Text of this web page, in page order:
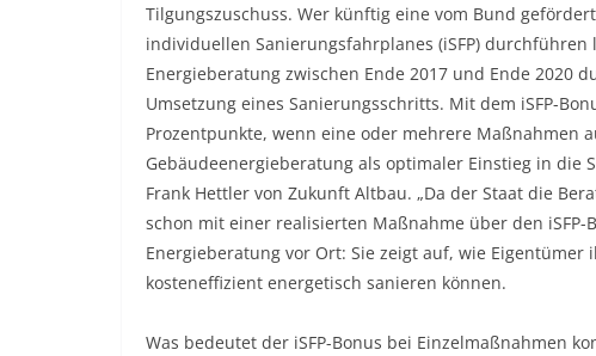
Tilgungszuschuss. Wer künftig eine vom Bund
individuellen Sanierungsfahrplanes (iSFP)
Energieberatung zwischen Ende 2017 und Ende 2020
Umsetzung eines Sanierungsschritts. Mit dem iSFP-
Prozentpunkte, wenn eine oder mehrere Maßnahmen
Gebäudeenergieberatung als optimaler Einstieg in
Frank Hettler von Zukunft Altbau. „Da der Staat die
schon mit einer realisierten Maßnahme über den iSFP-
Energieberatung vor Ort: Sie zeigt auf, wie
kosteneffizient energetisch sanieren können.
Was bedeutet der iSFP-Bonus bei Einzelmaßnahmen